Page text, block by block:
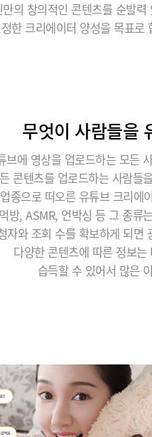
의 창의적인 콘텐츠를 순발력
한 크리에이터 양성을 목표로
무엇이 사람들을
브에 영상을 업로드하는 모든
콘텐츠를 업로드하는 사람들
종으로 떠오른 유튜브 크리에
방, ASMR, 언박싱 등 그 종류
자와 조회 수를 확보하게 되면
다양한 콘텐츠에 따른 정보
습득할 수 있어서 많은